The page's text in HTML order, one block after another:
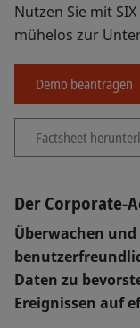
Nutzen Sie mit
mühelos zur
Demo beantragen
Factsheet
Der Corporate-
Überwachen
Daten zu
Ereignissen auf